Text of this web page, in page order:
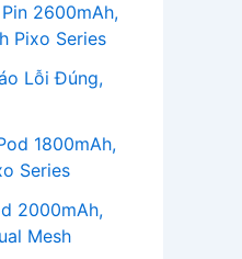
2600mAh,
Pixo Series
Lỗi Đúng,
1800mAh,
Series
2000mAh,
Mesh